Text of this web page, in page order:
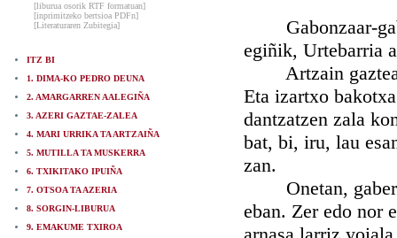
[liburua osorik RTF formatuan]
[inprimitzeko bertsioa PDFn]
[Literaturaren Zubitegia]
ITZ BI
1. DIMA-KO PEDRO DEUNA
2. AMARGARREN AALEGIÑA
3. AZERI GAZTAE-ZALEA
4. MARI URRIKA TA ARTZAIÑA
5. MUTILLA TA MUSKERRA
6. TXIKITAKO IPUIÑA
7. OTSOA TA AZERIA
8. SORGIN-LIBURUA
9. EMAKUME TXIROA
Gabonzaar-
egiñik, Urtebarria
Artzain gazteak
Eta izartxo
dantzatzen zala
bat, bi, iru, lau
zan.
Onetan,
eban. Zer edo nor